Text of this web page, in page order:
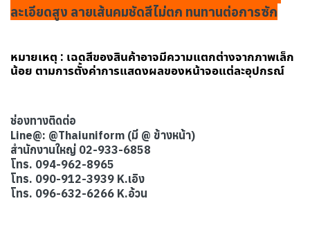
ละเอียดสูง ลายเส้นคมชัดสีไม่ตก ทนทานต่อการซัก
หมายเหตุ : เฉดสีของสินค้าอาจมีความแตกต่างจากภาพเล็ก
น้อย ตามการตั้งค่าการแสดงผลของหน้าจอแต่ละอุปกรณ์
ช่องทางติดต่อ
Line@: @Thaiuniform (มี @ ข้างหน้า)
สำนักงานใหญ่ 02-933-6858
โทร. 094-962-8965
โทร. 090-912-3939 K.เอิง
โทร. 096-632-6266 K.อ้วน